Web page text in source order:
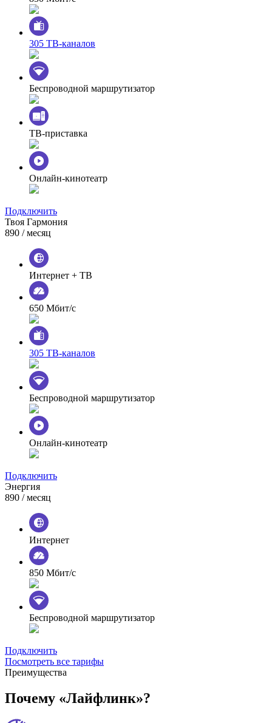
305 ТВ-каналов
Беспроводной маршрутизатор
ТВ-приставка
Онлайн-кинотеатр
Подключить
Твоя Гармония
890 / месяц
Интернет + ТВ
650 Мбит/с
305 ТВ-каналов
Беспроводной маршрутизатор
Онлайн-кинотеатр
Подключить
Энергия
890 / месяц
Интернет
850 Мбит/с
Беспроводной маршрутизатор
Подключить
Посмотреть все тарифы
Преимущества
Почему «Лайфлинк»?